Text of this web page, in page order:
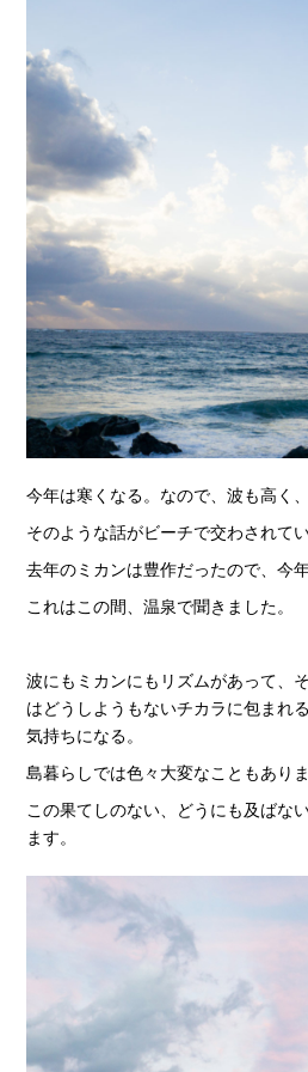
今年は寒くなる。なので、波も高く
そのような話がビーチで交わされてい
去年のミカンは豊作だったので、今
これはこの間、温泉で聞きました。
波にもミカンにもリズムがあって、
はどうしようもないチカラに包まれ
気持ちになる。
島暮らしでは色々大変なこともありま
この果てしのない、どうにも及ばな
ます。